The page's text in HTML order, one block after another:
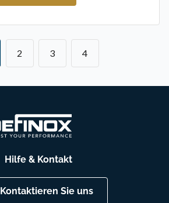
2 3 4
Hilfe & Kontakt
Kontaktieren Sie uns